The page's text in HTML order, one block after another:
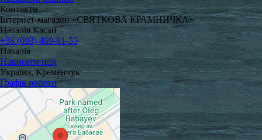
Контакти
Інтернет-магазин «СВЯТКОВА КРАМНИЧКА»
Наталія Касай
+38 (093) 469-81-55
Наталія
Написати нам
Україна, Кременчук
Графік роботи